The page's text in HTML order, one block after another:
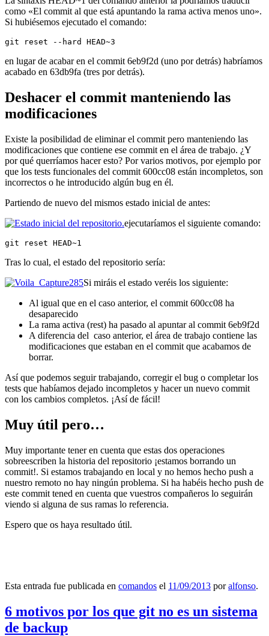
como «El commit al que está apuntando la rama activa menos uno».
Si hubiésemos ejecutado el comando:
git reset --hard HEAD~3
en lugar de acabar en el commit 6eb9f2d (uno por detrás) habríamos
acabado en 63db9fa (tres por detrás).
Deshacer el commit manteniendo las
modificaciones
Existe la posibilidad de eliminar el commit pero manteniendo las
modificaciones que contiene ese commit en el área de trabajo. ¿Y
por qué querríamos hacer esto? Por varios motivos, por ejemplo por
que los tests funcionales del commit 600cc08 están incompletos, son
incorrectos o he introducido algún bug en él.
Partiendo de nuevo del mismos estado inicial de antes:
ejecutaríamos el siguiente comando:
git reset HEAD~1
Tras lo cual, el estado del repositorio sería:
Si miráis el estado veréis los siguiente:
Al igual que en el caso anterior, el commit 600cc08 ha
desaparecido
La rama activa (rest) ha pasado al apuntar al commit 6eb9f2d
A diferencia del caso anterior, el área de trabajo contiene las
modificaciones que estaban en el commit que acabamos de
borrar.
Así que podemos seguir trabajando, corregir el bug o completar los
tests que habíamos dejado incompletos y hacer un nuevo commit
con los cambios completos. ¡Así de fácil!
Muy útil pero…
Muy importante tener en cuenta que estas dos operaciones
sobreescriben la historia del repositorio ¡estamos borrando un
commit!. Si estamos trabajando en local y no hemos hecho push a
nuestro remoto no hay ningún problema. Si ha habéis hecho push de
este commit tened en cuenta que vuestros compañeros lo seguirán
viendo si alguna de sus ramas lo referencia.
Espero que os haya resultado útil.
Esta entrada fue publicada en comandos el 11/09/2013 poralfonso.
6 motivos por los que git no es un sistema
de backup